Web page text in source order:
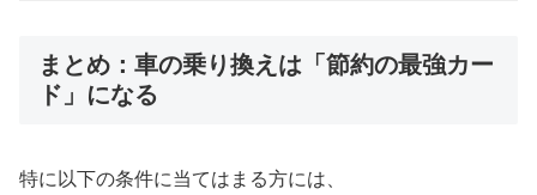
まとめ：車の乗り換えは「節約の最強カー
ド」になる
特に以下の条件に当てはまる方には、